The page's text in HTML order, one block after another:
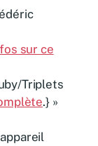
sur ce
Triplets
.} »